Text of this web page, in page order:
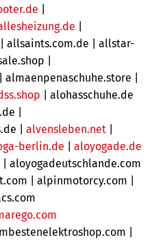
| allsaints.com.de | allstar-
|
| almaenpenaschuhe.store |
| alohasschuhe.de
|
| alvensleben.net
berlin.de
aloyogade.de
| aloyogadeutschlande.com
| alpinmotorcy.com |
|